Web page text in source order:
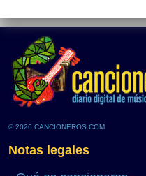
© 2026 CANCIONEROS.COM
Notas legales